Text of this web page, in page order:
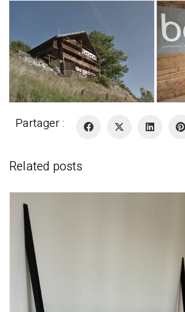
Partager :
Related posts